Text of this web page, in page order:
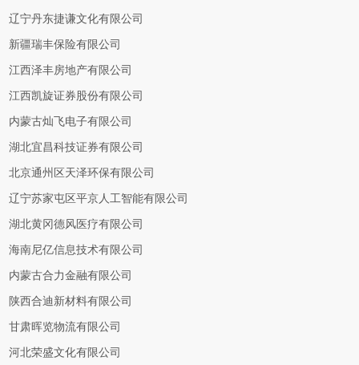
辽宁丹东捷谦文化有限公司
新疆瑞丰保险有限公司
江西泽丰房地产有限公司
江西凯旋证券股份有限公司
内蒙古灿飞电子有限公司
湖北宜昌科技证券有限公司
北京通州区天泽环保有限公司
辽宁苏家屯区平京人工智能有限公司
湖北黄冈德风医疗有限公司
海南尼亿信息技术有限公司
内蒙古合力金融有限公司
陕西合迪新材料有限公司
甘肃晖览物流有限公司
河北荣盛文化有限公司